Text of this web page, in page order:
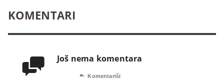
KOMENTARI
 Još nema komentara
 Komentariši